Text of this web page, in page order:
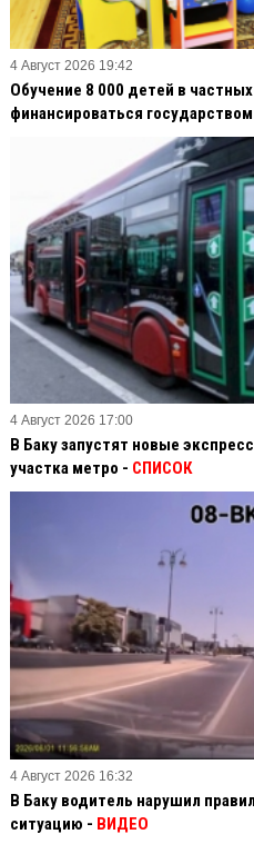
4 Август 2026 19:42
Обучение 8 000 детей в
финансироваться государством
4 Август 2026 17:00
В Баку запустят новые
участка метро - СПИСОК
4 Август 2026 16:32
В Баку водитель нарушил
ситуацию - ВИДЕО